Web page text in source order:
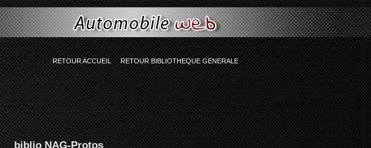
string(77) "Smarty error: unable to read resource: "globalcontent:bibliographie-generale""
biblio NAG-Protos
RETOUR ACCUEIL RETOUR BIBLIOTHEQUE GENERALE